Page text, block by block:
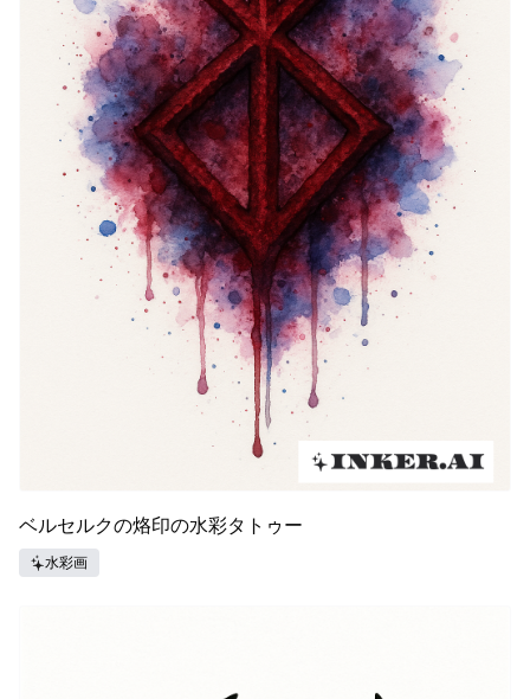
ベルセルクの烙印の水彩タトゥー
水彩画